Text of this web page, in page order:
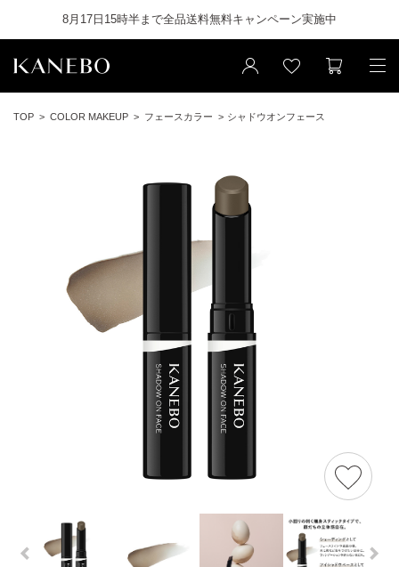
8月17日15時半まで全品送料無料キャンペーン実施中
TOP COLOR MAKEUP フェースカラー シャドウオンフェース